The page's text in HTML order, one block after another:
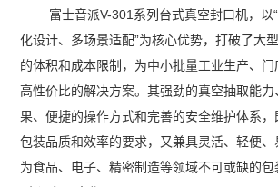
富士音派V-301系列台式真空封口机，以
化设计、多场景适配”为核心优势，打破了大
的体积和成本限制，为中小批量工业生产、
高性价比的解决方案。其强劲的真空抽取能
果、便捷的操作方式和完善的安全维护体系
包装品质和效率的要求，又兼具灵活、轻便
为食品、电子、精密制造等领域不可或缺的